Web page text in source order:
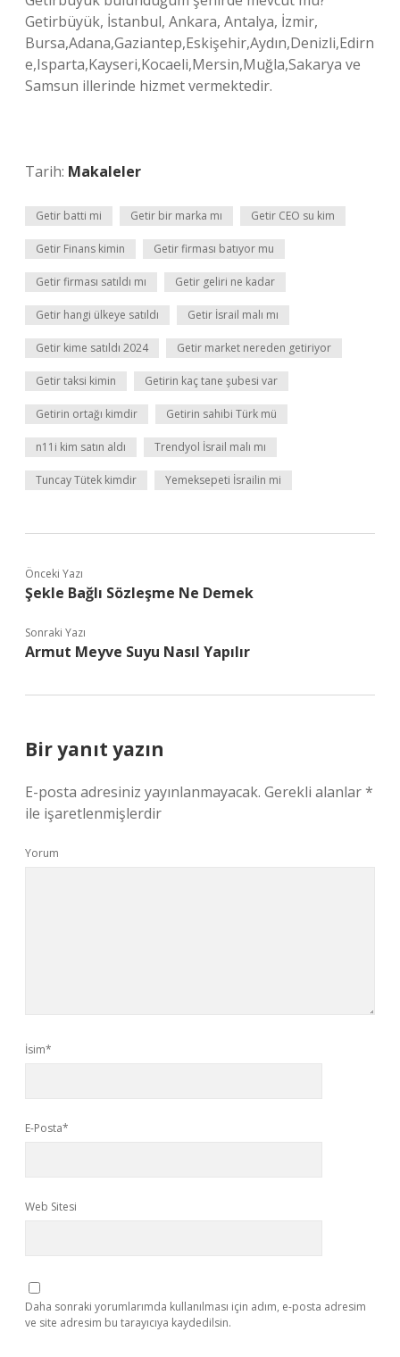
Getirbüyük, İstanbul, Ankara, Antalya, İzmir,
Bursa,Adana,Gaziantep,Eskişehir,Aydın,Denizli,Edirn
e,Isparta,Kayseri,Kocaeli,Mersin,Muğla,Sakarya ve
Samsun illerinde hizmet vermektedir.
Tarih: Makaleler
Getir batti mi Getir bir marka mı Getir CEO su kim
Getir Finans kimin Getir firması batıyor mu
Getir firması satıldı mı Getir geliri ne kadar
Getir hangi ülkeye satıldı Getir İsrail malı mı
Getir kime satıldı 2024 Getir market nereden getiriyor
Getir taksi kimin Getirin kaç tane şubesi var
Getirin ortağı kimdir Getirin sahibi Türk mü
n11i kim satın aldı Trendyol İsrail malı mı
Tuncay Tütek kimdir Yemeksepeti İsrailin mi
Önceki Yazı
Şekle Bağlı Sözleşme Ne Demek
Sonraki Yazı
Armut Meyve Suyu Nasıl Yapılır
Bir yanıt yazın
E-posta adresiniz yayınlanmayacak. Gerekli alanlar*
ile işaretlenmişlerdir
Yorum
İsim*
E-Posta*
Web Sitesi
Daha sonraki yorumlarımda kullanılması için adım, e-posta adresim
ve site adresim bu tarayıcıya kaydedilsin.